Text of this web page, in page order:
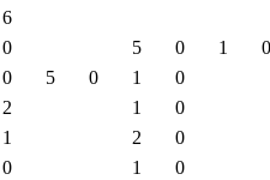
6
0 5 0 1 0
0 5 0 1 0
2 1 0
1 2 0
0 1 0